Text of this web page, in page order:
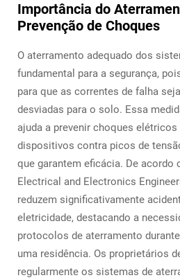
Importância do
Prevenção de Choques
O aterramento adequado dos
fundamental para a segurança,
para que as correntes de falha
desviadas para o solo. Essa
ajuda a prevenir choques
dispositivos contra picos de
que garantem eficácia. De acordo
Electrical and Electronics
reduzem significativamente
eletricidade, destacando a
protocolos de aterramento
uma residência. Os proprietários
regularmente os sistemas de